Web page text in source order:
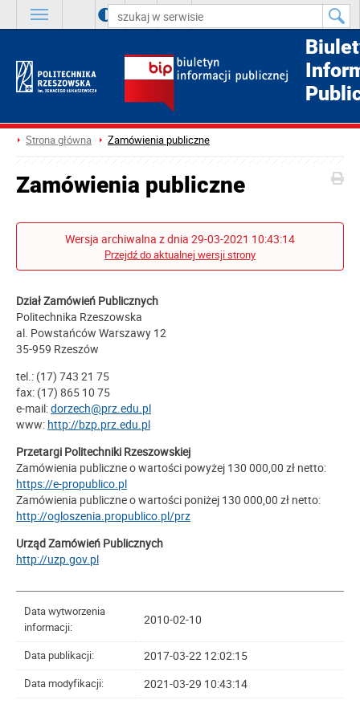
A A A
Strona główna Zamówienia publiczne
Zamówienia publiczne
Wersja archiwalna z dnia 29-03-2021 10:43:14
Przejdź do aktualnej wersji strony
Dział Zamówień Publicznych
Politechnika Rzeszowska
al. Powstańców Warszawy 12
35-959 Rzeszów
tel.: (17) 743 21 75
fax: (17) 865 10 75
e-mail:dorzech@prz.edu.pl
www: http://bzp.prz.edu.pl
Przetargi Politechniki Rzeszowskiej
Zamówienia publiczne o wartości powyżej 130 000,00 zł netto:
https://e-propublico.pl
Zamówienia publiczne o wartości poniżej 130 000,00 zł netto:
http://ogloszenia.propublico.pl/prz
Urząd Zamówień Publicznych
http://uzp.gov.pl
Data wytworzenia
informacji:
2010-02-10
Data publikacji: 2017-03-22 12:02:15
Data modyfikacji: 2021-03-29 10:43:14